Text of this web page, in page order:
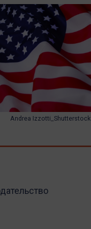
Andrea Izzotti_Shutterstock